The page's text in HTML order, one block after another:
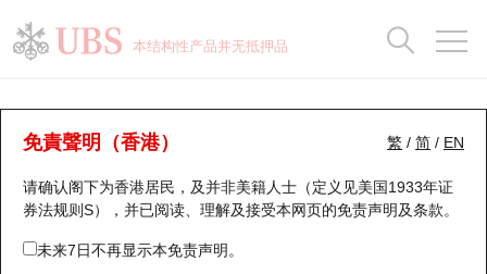
本结构性产品并无抵押品
繁 / 简 / EN
免責聲明（香港）
请确认阁下为香港居民，及并非美籍人士（定义见美国1933年证
券法规则S），并已阅读、理解及接受本网页的免责声明及条款。
未来7日不再显示本免责声明。
牛熊证分析仪
表现 街货统计 比较
69586 瑞银牛证 0700 腾讯控股
瑞银认股证一览
新发行瑞银认股证
即将到期认股证
街货统计
比较
牛熊全景快搜
牛熊证搜寻
牛熊证街货分布图
街货统计
比较
十大升幅/跌幅
十大认股证成交分布
十天股证占大市成交
正股分析仪
二十大活跃股份
恒指成份股
持股比重
显示所有持股比重
每月轮证大市专题
轮证专栏
讲座及教育短片